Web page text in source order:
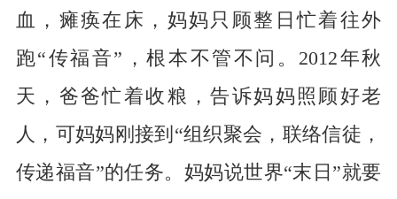
血，瘫痪在床，妈妈只顾整日忙着往外
跑“传福音”，根本不管不问。2012年秋
天，爸爸忙着收粮，告诉妈妈照顾好老
人，可妈妈刚接到“组织聚会，联络信徒，
传递福音”的任务。妈妈说世界“末日”就要